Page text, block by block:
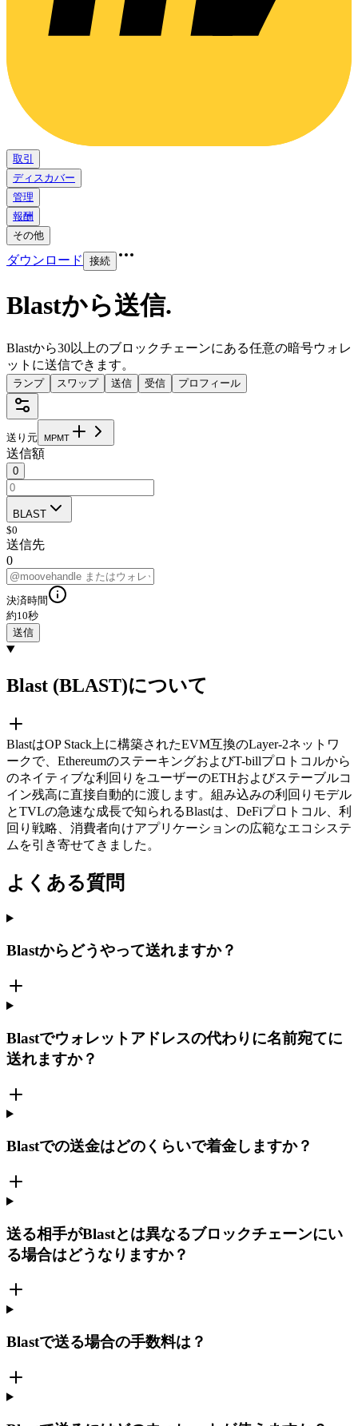
取引
ディスカバー
管理
報酬
その他
ダウンロード 接続
Blastから送信.
Blastから30以上のブロックチェーンにある任意の暗号ウォレ
ットに送信できます。
ランプ スワップ 送信 受信 プロフィール
送り元 MPMT
送信額
0
BLAST
$0
送信先
0
決済時間
約10秒
送信
Blast (BLAST)について
BlastはOP Stack上に構築されたEVM互換のLayer-2ネットワ
ークで、EthereumのステーキングおよびT-billプロトコルから
のネイティブな利回りをユーザーのETHおよびステーブルコ
イン残高に直接自動的に渡します。組み込みの利回りモデル
とTVLの急速な成長で知られるBlastは、DeFiプロトコル、利
回り戦略、消費者向けアプリケーションの広範なエコシステ
ムを引き寄せてきました。
よくある質問
Blastからどうやって送れますか？
Blastでウォレットアドレスの代わりに名前宛てに
送れますか？
Blastでの送金はどのくらいで着金しますか？
送る相手がBlastとは異なるブロックチェーンにい
る場合はどうなりますか？
Blastで送る場合の手数料は？